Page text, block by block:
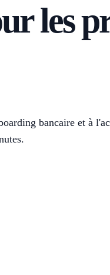
les
bancaire et à